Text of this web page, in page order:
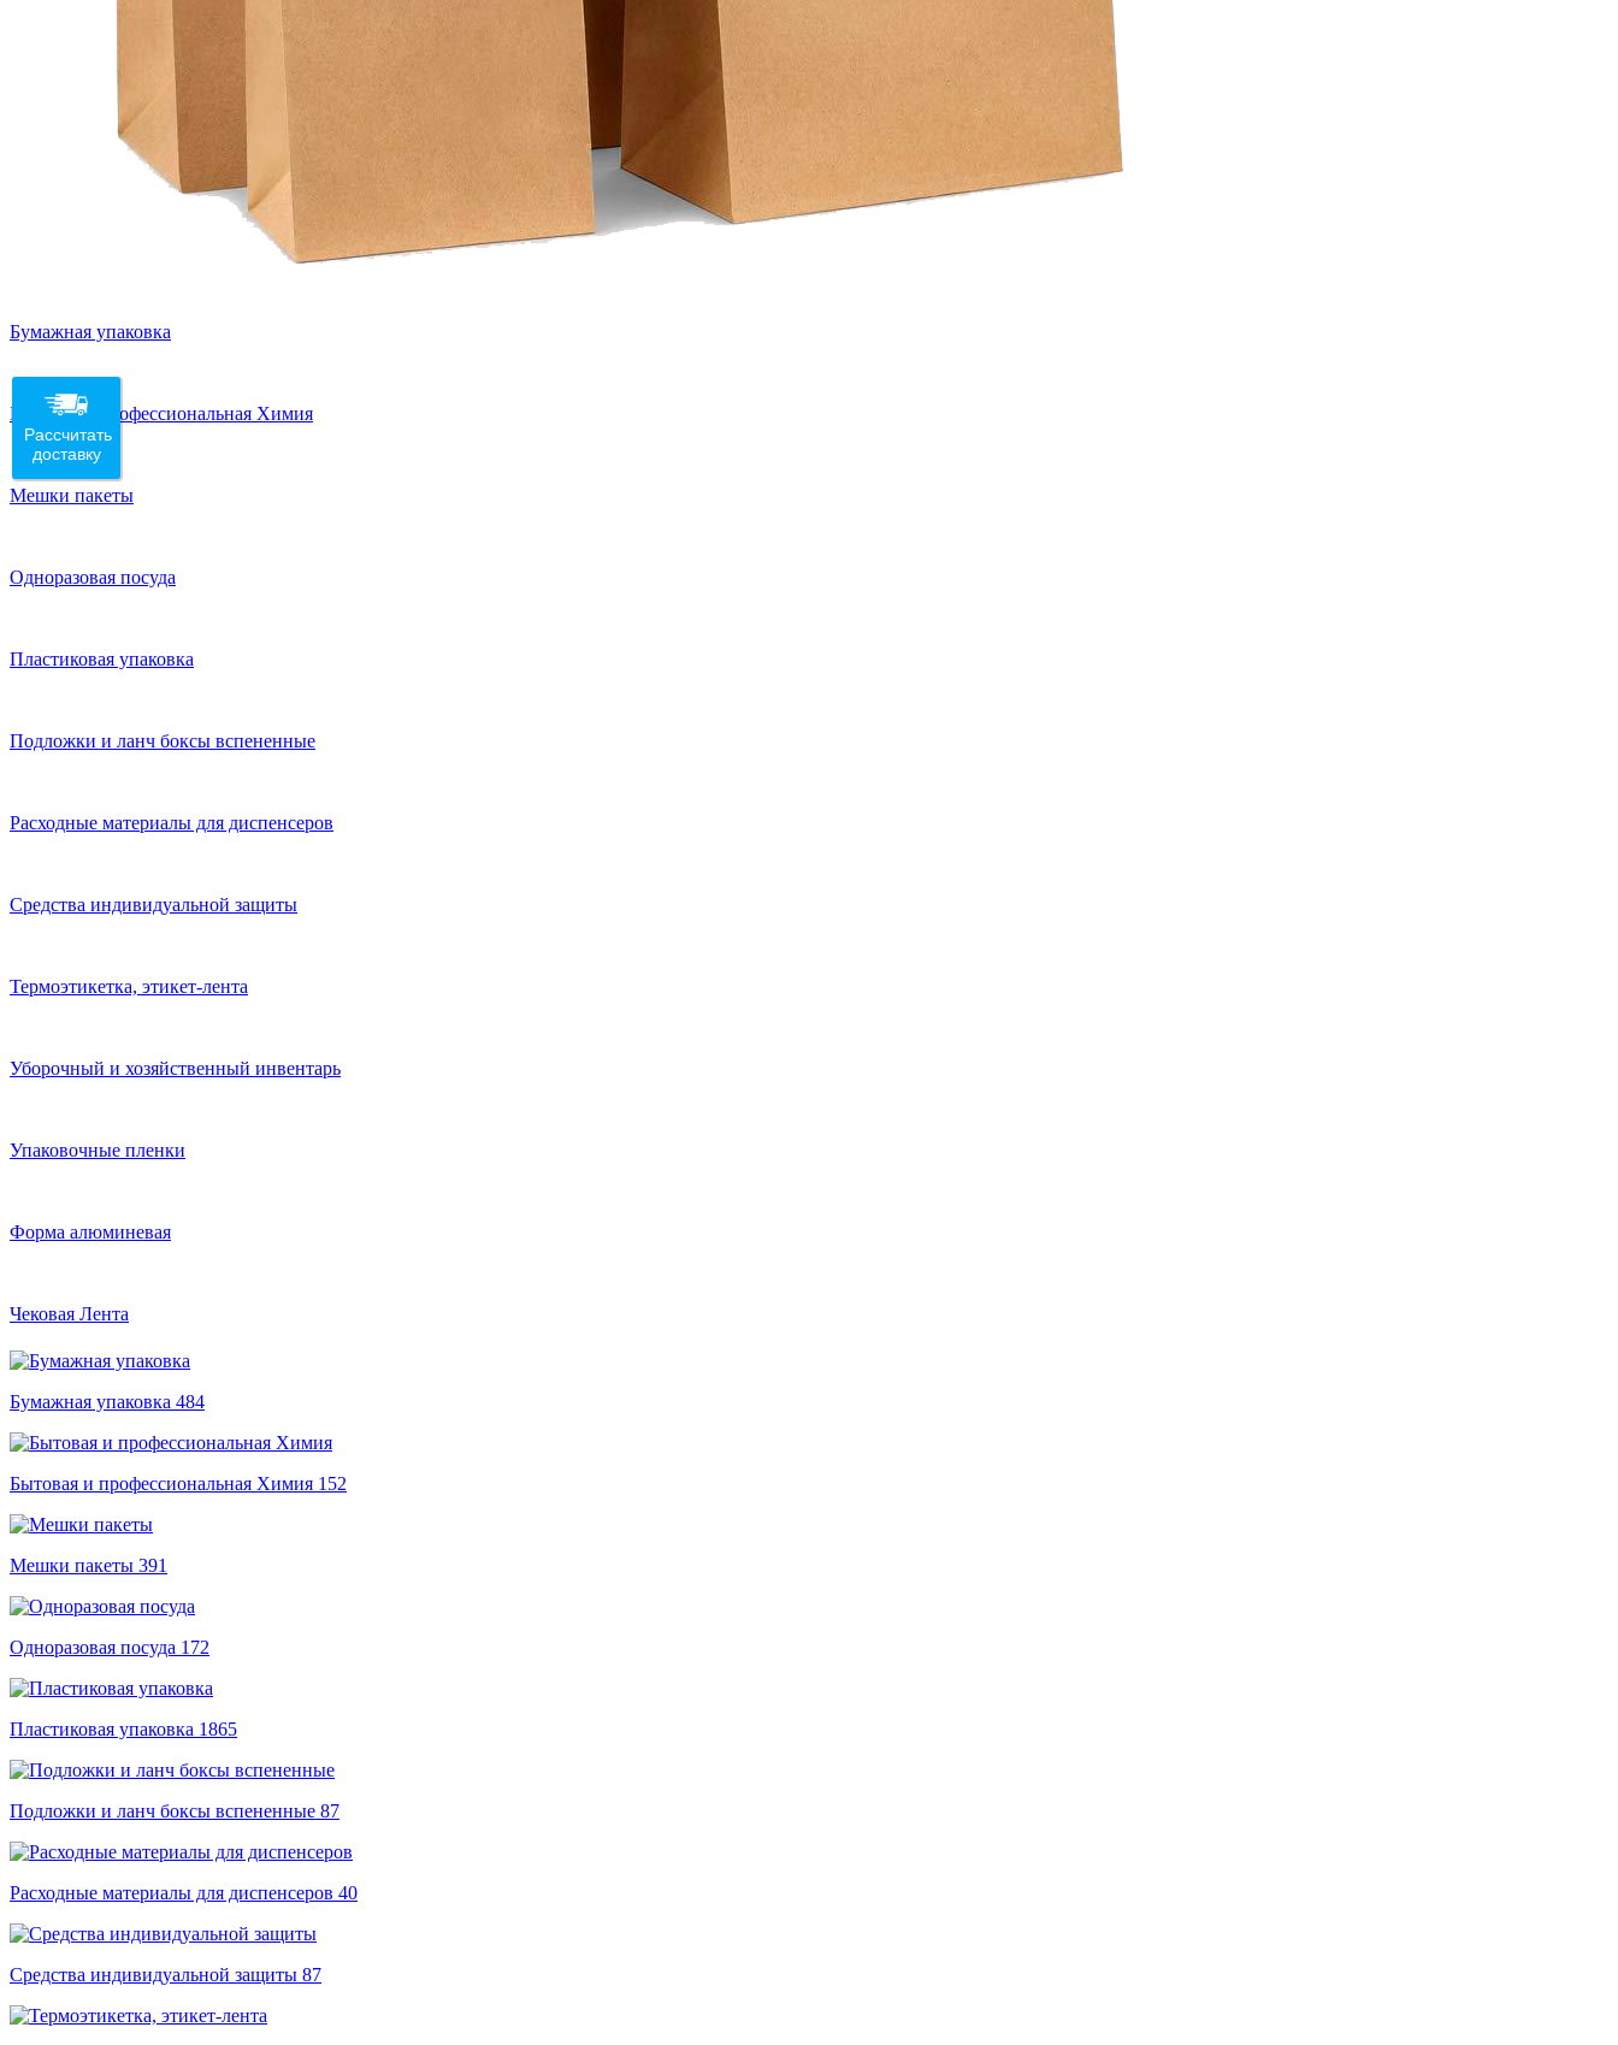
Бумажная упаковка
Бытовая и профессиональная Химия
Мешки пакеты
Одноразовая посуда
Пластиковая упаковка
Подложки и ланч боксы вспененные
Расходные материалы для диспенсеров
Средства индивидуальной защиты
Термоэтикетка, этикет-лента
Уборочный и хозяйственный инвентарь
Упаковочные пленки
Форма алюминевая
Чековая Лента
Бумажная упаковка 484
Бытовая и профессиональная Химия 152
Мешки пакеты 391
Одноразовая посуда 172
Пластиковая упаковка 1865
Подложки и ланч боксы вспененные 87
Расходные материалы для диспенсеров 40
Средства индивидуальной защиты 87
Рассчитать
доставку